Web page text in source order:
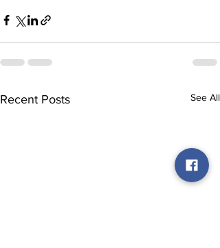
Recent Posts See All